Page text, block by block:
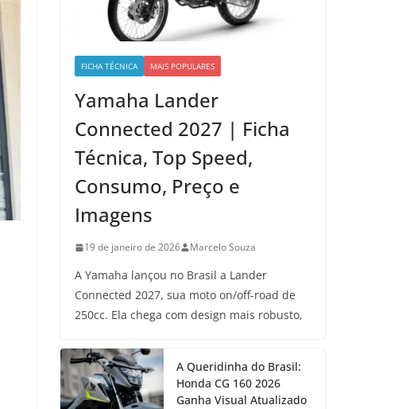
FICHA TÉCNICA MAIS POPULARES
Yamaha Lander
Connected 2027 | Ficha
Técnica, Top Speed,
Consumo, Preço e
Imagens
19 de janeiro de 2026 Marcelo Souza
A Yamaha lançou no Brasil a Lander
Connected 2027, sua moto on/off-road de
250cc. Ela chega com design mais robusto,
A Queridinha do Brasil:
Honda CG 160 2026
Ganha Visual Atualizado